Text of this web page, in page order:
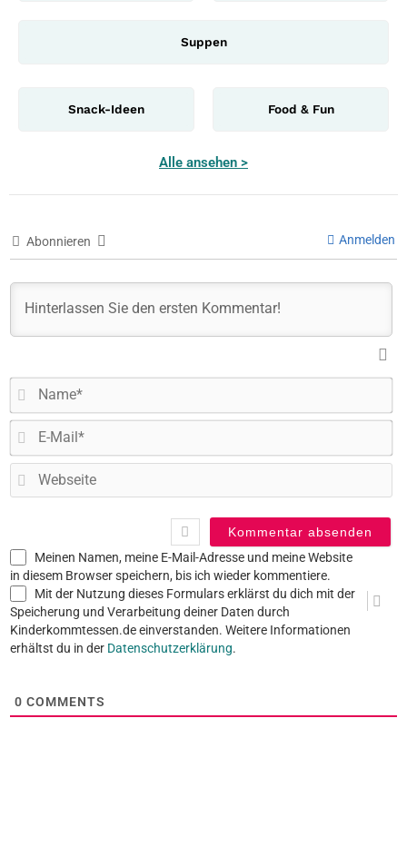
Suppen
Snack-Ideen Food & Fun
Alle ansehen >
Abonnieren Anmelden
E-
Meinen Namen, meine E-Mail-Adresse und meine Website
in diesem Browser speichern, bis ich wieder kommentiere.
Mit der Nutzung dieses Formulars erklärst du dich mit der
Speicherung und Verarbeitung deiner Daten durch
Kinderkommtessen.de einverstanden. Weitere Informationen
erhältst du in der Datenschutzerklärung.
0 COMMENTS